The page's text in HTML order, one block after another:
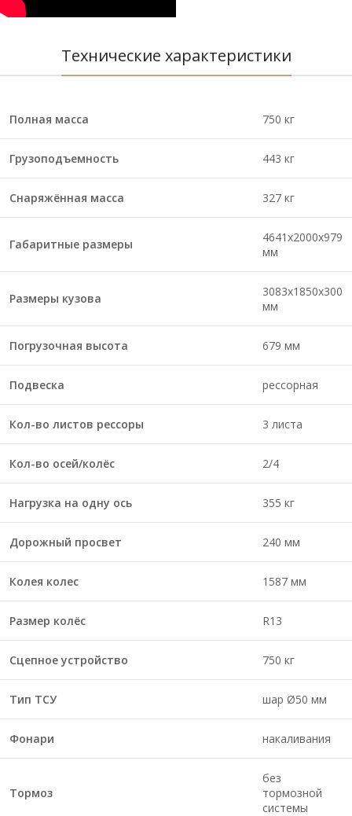
Технические характеристики
Полная масса 750 кг
Грузоподъемность 443 кг
Снаряжённая масса 327 кг
Габаритные размеры
4641х2000х979
мм
Размеры кузова
3083х1850х300
мм
Погрузочная высота 679 мм
Подвеска рессорная
Кол-во листов рессоры 3 листа
Кол-во осей/колёс 2/4
Нагрузка на одну ось 355 кг
Дорожный просвет 240 мм
Колея колес 1587 мм
Размер колёс R13
Сцепное устройство 750 кг
Тип ТСУ шар Ø50 мм
Фонари накаливания
Тормоз
без
тормозной
системы